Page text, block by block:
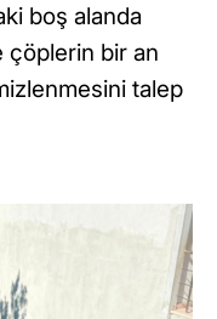
boş alanda
çöplerin bir an
talep